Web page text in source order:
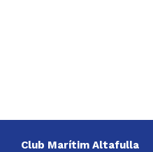
Club Marítim Altafulla